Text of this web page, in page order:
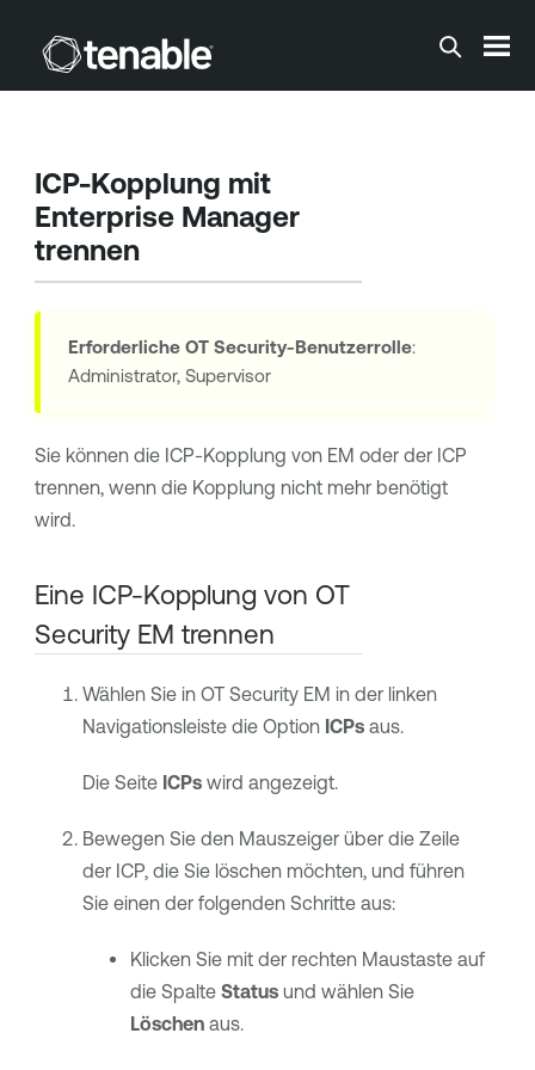
Zum Hauptinhalt springen
ICP-Kopplung mit
Enterprise Manager
trennen
Erforderliche OT Security-Benutzerrolle:
Administrator, Supervisor
Sie können die ICP-Kopplung von EM oder der ICP
trennen, wenn die Kopplung nicht mehr benötigt
wird.
Eine ICP-Kopplung von OT
Security EM trennen
Wählen Sie in OT Security EM in der linken
Navigationsleiste die Option ICPsaus.
Die Seite ICPswird angezeigt.
Bewegen Sie den Mauszeiger über die Zeile
der ICP, die Sie löschen möchten, und führen
Sie einen der folgenden Schritte aus:
Klicken Sie mit der rechten Maustaste auf
die Spalte Statusund wählen Sie
Löschenaus.